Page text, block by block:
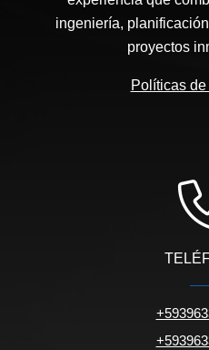
ingeniería,
proyectos
Políticas